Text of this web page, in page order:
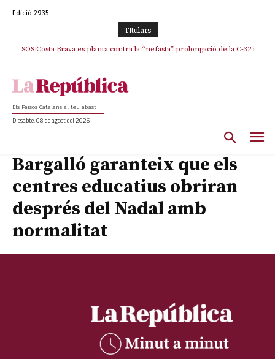
Edició 2935
TItulars
SOS Costa Brava es planta contra la “nefasta” prolongació de la C-32 i
Els Països Catalans al teu abast
Dissabte, 08 de agost del 2026
Bargalló garanteix que els
centres educatius obriran
després del Nadal amb
normalitat